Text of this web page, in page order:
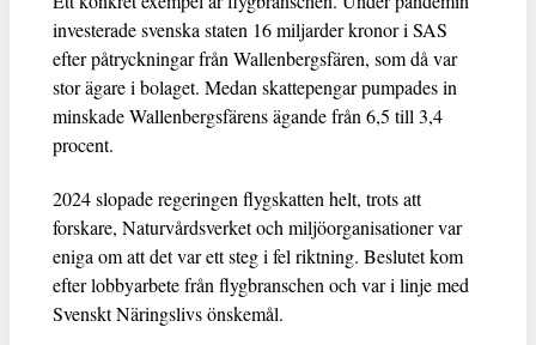
investerade svenska staten 16 miljarder kronor i SAS
efter påtryckningar från Wallenbergsfären, som då var
stor ägare i bolaget. Medan skattepengar pumpades in
minskade Wallenbergsfärens ägande från 6,5 till 3,4
procent.
2024 slopade regeringen flygskatten helt, trots att
forskare, Naturvårdsverket och miljöorganisationer var
eniga om att det var ett steg i fel riktning. Beslutet kom
efter lobbyarbete från flygbranschen och var i linje med
Svenskt Näringslivs önskemål.